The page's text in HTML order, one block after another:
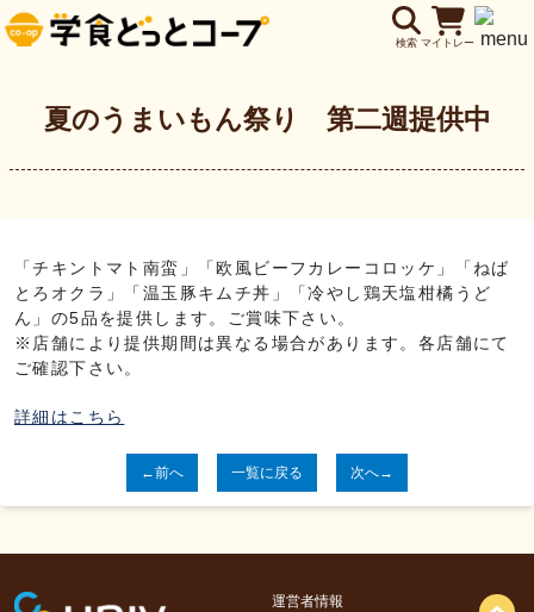
検索 マイトレー
夏のうまいもん祭り 第二週提供中
「チキントマト南蛮」「欧風ビーフカレーコロッケ」「ねば
とろオクラ」「温玉豚キムチ丼」「冷やし鶏天塩柑橘うど
ん」の5品を提供します。ご賞味下さい。
※店舗により提供期間は異なる場合があります。各店舗にて
ご確認下さい。
詳細はこちら
←前へ 一覧に戻る 次へ→
運営者情報